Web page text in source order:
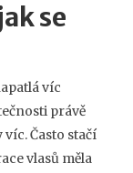
se
víc
právě
Často stačí
vlasů měla